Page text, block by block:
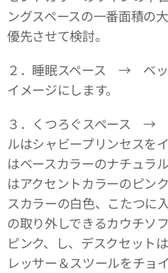
ングスペースの一番面積の
優先させて検討。
２．睡眠スペース → ベッ
イメージにします。
３．くつろぐスペース →
ルはシャビープリンセスを
はベースカラーのナチュラ
はアクセントカラーのピン
スカラーの白色、こたつに
の取り外しできるカウチソ
ピンク、し、デスクセット
レッサー＆スツールをチョイ